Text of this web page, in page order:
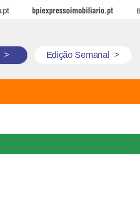
BPI Expresso Imobiliário
> Edição Semanal >